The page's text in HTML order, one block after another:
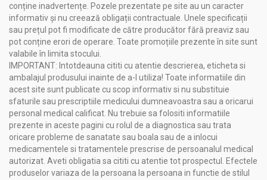
conține inadvertențe. Pozele prezentate pe site au un caracter
informativ și nu creează obligații contractuale. Unele specificații
sau prețul pot fi modificate de către producător fără preaviz sau
pot conține erori de operare. Toate promoțiile prezente în site sunt
valabile în limita stocului.
IMPORTANT: Intotdeauna cititi cu atentie descrierea, eticheta si
ambalajul produsului inainte de a-l utiliza! Toate informatiile din
acest site sunt publicate cu scop informativ si nu substituie
sfaturile sau prescriptiile medicului dumneavoastra sau a oricarui
personal medical calificat. Nu trebuie sa folositi informatiile
prezente in aceste pagini cu rolul de a diagnostica sau trata
oricare probleme de sanatate sau boala sau de a inlocui
medicamentele si tratamentele prescrise de persoanalul medical
autorizat. Aveti obligatia sa cititi cu atentie tot prospectul. Efectele
produselor variaza de la persoana la persoana in functie de stilul